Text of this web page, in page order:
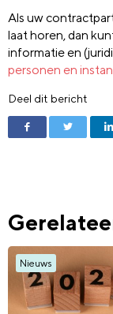
Als uw
laat horen, dan
informatie en
personen en
Deel dit bericht
Nieuws